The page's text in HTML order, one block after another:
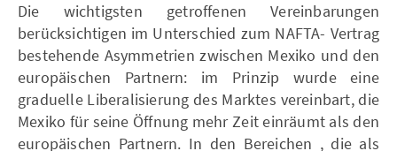
Die wichtigsten getroffenen Vereinbarungen
berücksichtigen im Unterschied zum NAFTA- Vertrag
bestehende Asymmetrien zwischen Mexiko und den
europäischen Partnern: im Prinzip wurde eine
graduelle Liberalisierung des Marktes vereinbart, die
Mexiko für seine Öffnung mehr Zeit einräumt als den
europäischen Partnern. In den Bereichen , die als